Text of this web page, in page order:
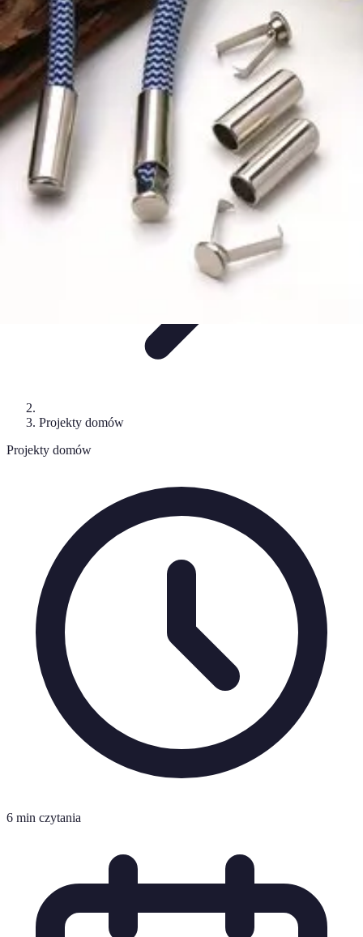
Projekty na Dom
Projektowanie wnętrz
InspiracjeBudowa i materiałyPorady
dotyczące projektówTrendy
Projekty na Dom
Projekty domów
Projekty domów
6 min czytania